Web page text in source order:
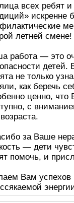
всех ребят и
искренне
летней смене!
работа — это
не только
как беречь
ценно, что
с
за Ваше
— дети
помочь, и
Вам успехов